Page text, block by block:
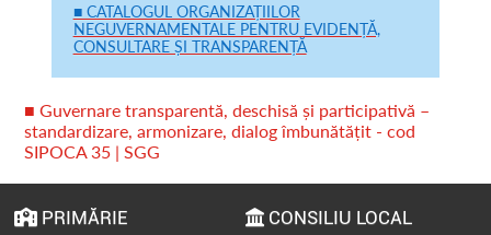
■ CATALOGUL ORGANIZAȚIILOR
NEGUVERNAMENTALE PENTRU EVIDENȚĂ,
CONSULTARE ȘI TRANSPARENȚĂ
■ Guvernare transparentă, deschisă și participativă –
standardizare, armonizare, dialog îmbunătățit - cod
SIPOCA 35 | SGG
PRIMĂRIE CONSILIU LOCAL